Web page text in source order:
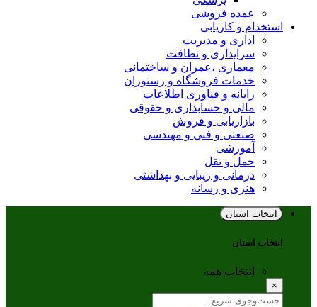
عمده فروشی
استخدام و کاریابی
اداری و مدیریت
سرایداری و نظافت
معماری ،عمران و ساختمانی
خدمات فروشگاه و رستوران
رایانه و فناوری اطلاعات
مالی و حسابداری و حقوقی
بازاریابی و فروش
صنعتی و فنی و مهندسی
آموزشی
حمل و نقل
درمانی و زیبایی و بهداشتی
هنری و رسانه
انتخاب استان
انتخاب استان
انتخاب همه
×